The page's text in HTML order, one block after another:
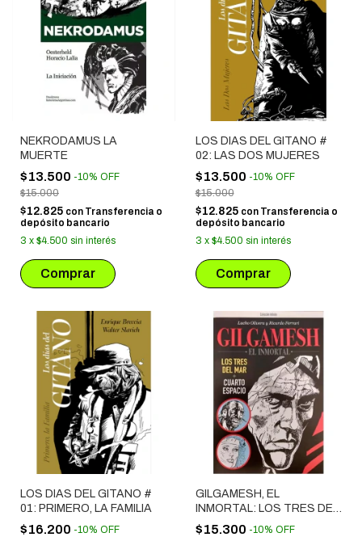
NEKRODAMUS LA
MUERTE
$13.500 -10% OFF
$15.000
$12.825 con Transferencia o
depósito bancario
3 x $4.500 sin interés
LOS DIAS DEL GITANO #
02: LAS DOS MUJERES
$13.500 -10% OFF
$15.000
$12.825 con Transferencia o
depósito bancario
3 x $4.500 sin interés
LOS DIAS DEL GITANO #
01: PRIMERO, LA FAMILIA
$16.200 -10% OFF
GILGAMESH, EL
INMORTAL: LOS TRES DEL
MAR + CUARTO ESPACIO
$15.300 -10% OFF